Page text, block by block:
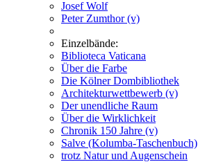
Josef Wolf
Peter Zumthor (v)
Einzelbände:
Biblioteca Vaticana
Über die Farbe
Die Kölner Dombibliothek
Architekturwettbewerb (v)
Der unendliche Raum
Über die Wirklichkeit
Chronik 150 Jahre (v)
Salve (Kolumba-Taschenbuch)
trotz Natur und Augenschein